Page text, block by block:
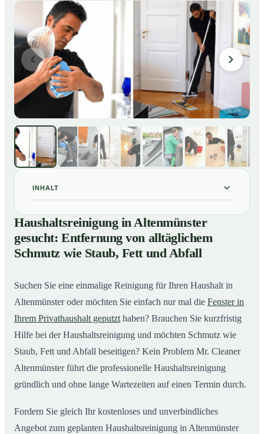
INHALT
Haushaltsreinigung in Altenmünster gesucht:
Entfernung von alltäglichem Schmutz wie Staub, Fett
und Abfall
02So läuft eine professionelle Haushaltsreinigung in
Haushaltsreinigung in Altenmünster
gesucht: Entfernung von alltäglichem
Schmutz wie Staub, Fett und Abfall
Suchen Sie eine einmalige Reinigung für Ihren Haushalt in
Altenmünster oder möchten Sie einfach nur mal die Fenster in
Ihrem Privathaushalt geputzt haben? Brauchen Sie kurzfristig
Hilfe bei der Haushaltsreinigung und möchten Schmutz wie
Staub, Fett und Abfall beseitigen? Kein Problem Mr. Cleaner
Altenmünster führt die professionelle Haushaltsreinigung
gründlich und ohne lange Wartezeiten auf einen Termin durch.
Fordern Sie gleich Ihr kostenloses und unverbindliches
Angebot zum geplanten Haushaltsreinigung in Altenmünster